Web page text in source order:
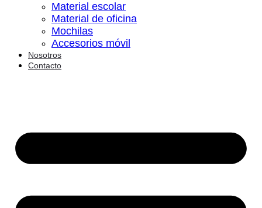
Material escolar
Material de oficina
Mochilas
Accesorios móvil
Nosotros
Contacto